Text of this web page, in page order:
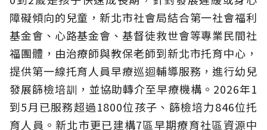
障礙傾向的兒童，新北市社會局結合第一社會福利
基金會、心路基金會、基督徒救世會等專業民間社
福團體，由治療師與教保老師到新北市托育中心，
提供第一線托育人員早療巡迴輔導服務，進行幼兒
發展篩檢培訓，並協助轉介至早療機構。2026年1
到5月已服務超過1800位孩子、篩檢培力846位托
育人員。新北市更已建構7區早期療育社區資源中